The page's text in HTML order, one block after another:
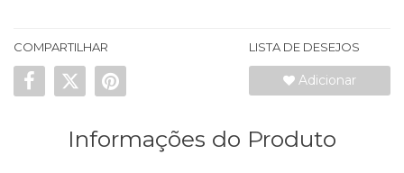
COMPARTILHAR LISTA DE DESEJOS
Adicionar
Informações do Produto